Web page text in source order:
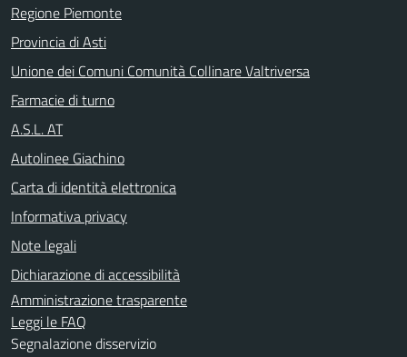
Regione Piemonte
Provincia di Asti
Unione dei Comuni Comunità Collinare Valtriversa
Farmacie di turno
A.S.L. AT
Autolinee Giachino
Carta di identità elettronica
Informativa privacy
Note legali
Dichiarazione di accessibilità
Amministrazione trasparente
Leggi le FAQ
Segnalazione disservizio